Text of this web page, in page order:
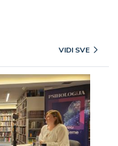
VIDI SVE